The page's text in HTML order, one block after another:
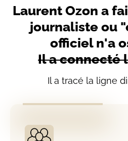
Laurent Ozon a
journaliste ou
officiel n'a
Il a connecté
Il a tracé la ligne